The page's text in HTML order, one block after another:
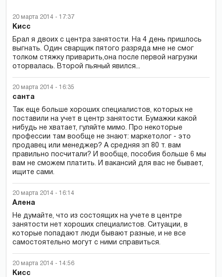
20 марта 2014 - 17:37
Кисс
Брал я двоих с центра занятости. На 4 день пришлось
выгнать. Один сварщик пятого разряда мне не смог
толком стяжку приварить,она после первой нагрузки
оторвалась. Второй пьяный явился...
20 марта 2014 - 16:35
санта
Так еще больше хороших специалистов, которых не
поставили на учет в центр занятости. Бумажки какой
нибудь не хватает, гуляйте мимо. Про некоторые
профессии там вообще не знают: маркетолог - это
продавец или менеджер? А средняя зп 80 т. вам
правильно посчитали? И вообще, пособия больше 6 мы
вам не сможем платить. И вакансий для вас не бывает,
ищите сами.
20 марта 2014 - 16:14
Алена
Не думайте, что из состоящих на учете в центре
занятости нет хороших специалистов. Ситуации, в
которые попадают люди бывают разные, и не все
самостоятельно могут с ними справиться.
20 марта 2014 - 14:56
Кисс